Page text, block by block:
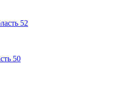
52
50